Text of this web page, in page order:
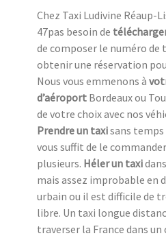
Chez Taxi Ludivine Réaup-
47pas besoin de
de composer le numéro de
obtenir une réservation
Nous vous emmenons à
d’aéroport Bordeaux ou
de votre choix avec nos
Prendre un taxisans
vous suffit de le
plusieurs. Héler un taxi
mais assez improbable en
urbain ou il est difficile de
libre. Un taxi longue
traverser la France dans